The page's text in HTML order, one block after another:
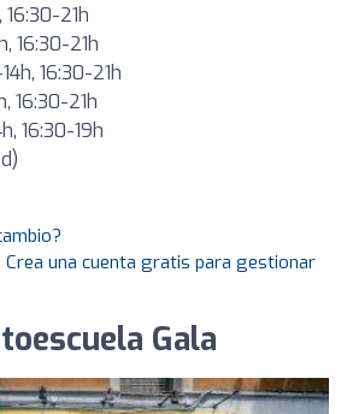
16:30-21h
16:30-21h
16:30-21h
16:30-21h
16:30-19h
Crea una cuenta gratis para gestionar
Gala